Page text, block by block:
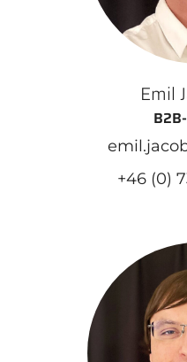
Emil
+46 (0)